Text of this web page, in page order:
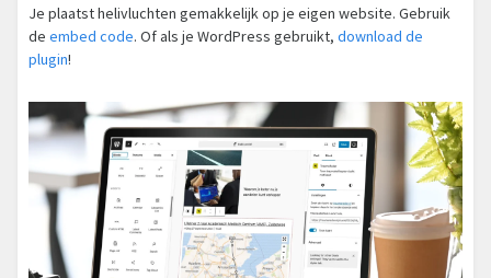
Je plaatst helivluchten gemakkelijk op je eigen website. Gebruik
de embed code. Of als je WordPress gebruikt, download de
plugin!